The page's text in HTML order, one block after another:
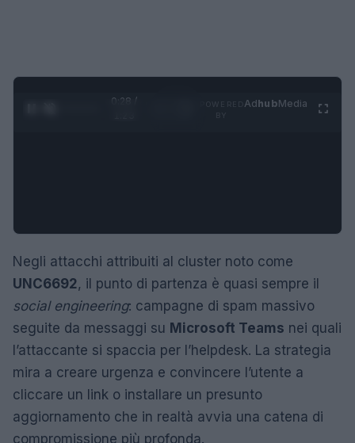
0:29 /
AdhubMedia
Negli attacchi attribuiti al cluster noto come
UNC6692, il punto di partenza è quasi sempre il
social engineering: campagne di spam massivo
seguite da messaggi su Microsoft Teams nei quali
l’attaccante si spaccia per l’helpdesk. La strategia
mira a creare urgenza e convincere l’utente a
cliccare un link o installare un presunto
aggiornamento che in realtà avvia una catena di
compromissione più profonda.